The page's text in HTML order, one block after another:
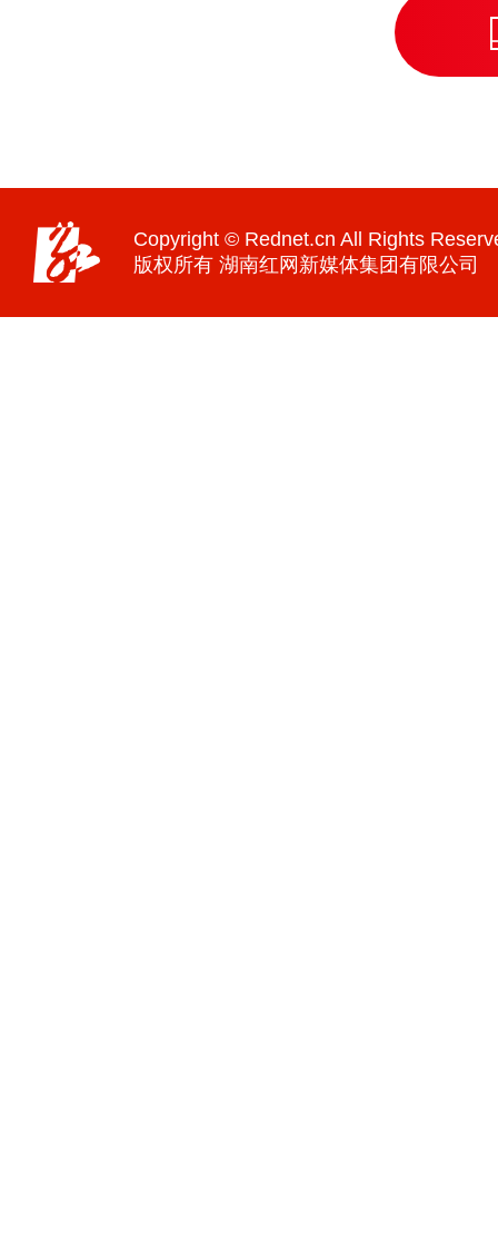
Copyright © Rednet.cn All Rights
版权所有 湖南红网新媒体集团有限公司